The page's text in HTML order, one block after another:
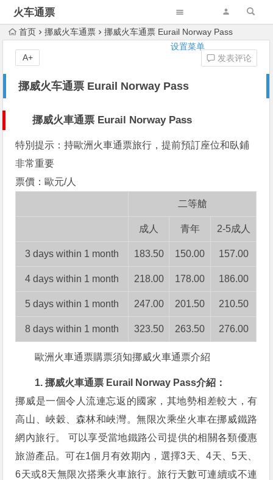
火车通票
设置菜单
首页 挪威火车通票 挪威火车通票 Eurail Norway Pass
挪威火车通票 Eurail Norway Pass
发表评论
A+
挪威火車通票 Eurail Norway Pass
特別提示：持歐洲火車通票旅行，提前預訂座位和臥鋪
非常重要
票價： 歐元/人
二等艙
成人 青年 2-5成人
3 days within 1 month 183.50 150.00 157.00
4 days within 1 month 218.00 178.00 186.00
5 days within 1 month 247.00 201.50 210.50
8 days within 1 month 323.50 263.50 276.00
歐洲火車通票購票須知挪威火車通票介紹
1. 挪威火車通票 Eurail Norway Pass介紹：
挪威是一個令人流連忘返的國家，其地勢相差較大，有
高山、峽穀、森林和峽灣。無限次乘坐火車在挪威鐵路
網內旅行。 可以享受當地鐵路公司提供的相關各類優惠
旅游產品。可在1個月有效期內，選擇3天、4天、5天、
6天或8天無限次搭乘火車旅行。旅行天數可連續或不連